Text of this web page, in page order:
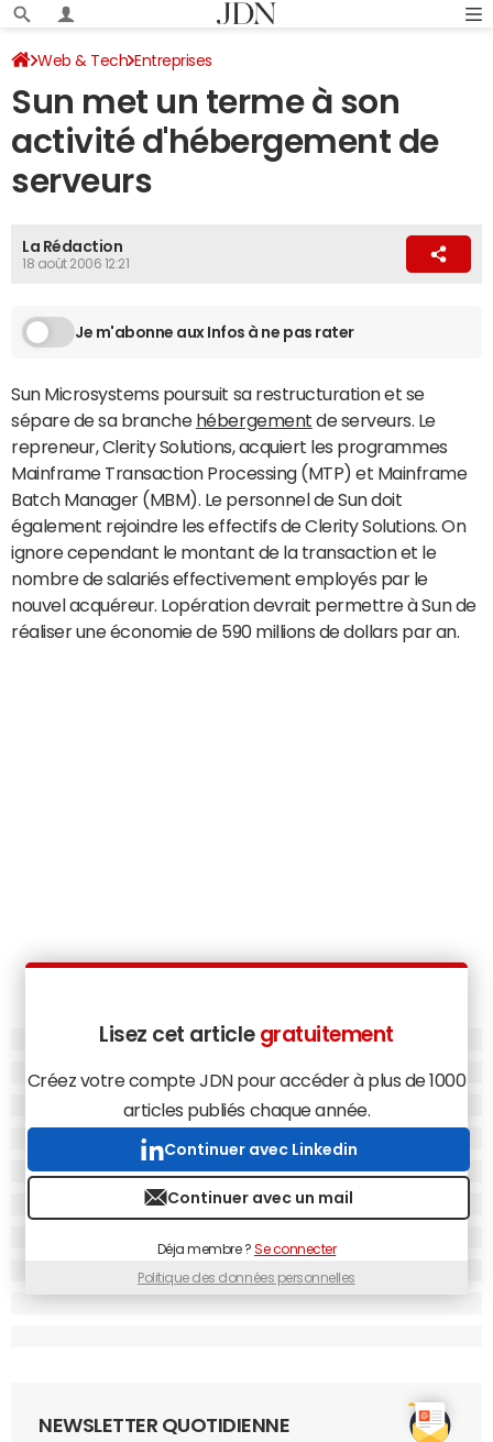
Web & Tech Entreprises
Sun met un terme à son
activité d'hébergement de
serveurs
La Rédaction
18 août 2006 12:21
Je m'abonne aux Infos à ne pas rater
Sun Microsystems poursuit sa restructuration et se
sépare de sa branche hébergement de serveurs. Le
repreneur, Clerity Solutions, acquiert les programmes
Mainframe Transaction Processing (MTP) et Mainframe
Batch Manager (MBM). Le personnel de Sun doit
également rejoindre les effectifs de Clerity Solutions. On
ignore cependant le montant de la transaction et le
nombre de salariés effectivement employés par le
nouvel acquéreur. Lopération devrait permettre à Sun de
réaliser une économie de 590 millions de dollars par an.
Lisez cet article gratuitement
Créez votre compte JDN pour accéder à plus de 1000
articles publiés chaque année.
Continuer avec Linkedin
Continuer avec un mail
Déja membre ?Se connecter
Politique des données personnelles
NEWSLETTER QUOTIDIENNE